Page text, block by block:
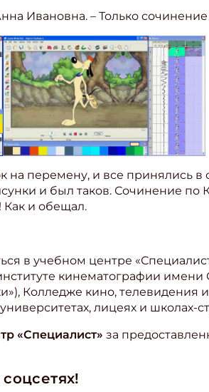
Ивановна. – Только сочинение
на перемену, и все принялись
и был таков. Сочинение по
Как и обещал.
в учебном центре
кинематографии имени
Колледже кино, телевидения
лицеях и школах-
«Специалист» за